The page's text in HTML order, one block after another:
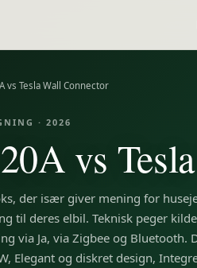
vs Tesla Wall Connector
· 2026
vs
der især giver mening for
til deres elbil. Teknisk peger
via Ja, via Zigbee og Bluetooth.
Elegant og diskret design,